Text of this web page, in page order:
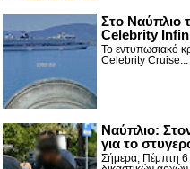
Στο Ναύπλιο
Celebrity
Το εντυπωσιακό
Celebrity Cruise...
Nαύπλιο:
για το
Σήμερα, Πέμπτη